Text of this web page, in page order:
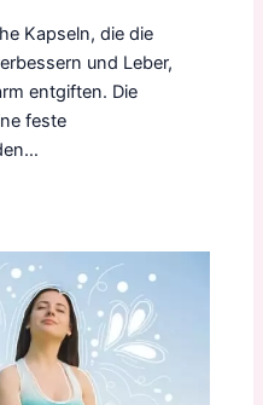
Kapseln, die die
und Leber,
entgiften. Die
feste